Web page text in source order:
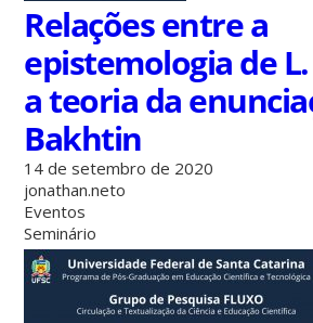
Relações entre a
epistemologia de
a teoria da
Bakhtin
14 de setembro de 2020
jonathan.neto
Eventos
Seminário